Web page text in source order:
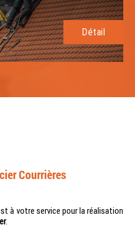
Détail
Courrières
à votre service pour la réalisation
.